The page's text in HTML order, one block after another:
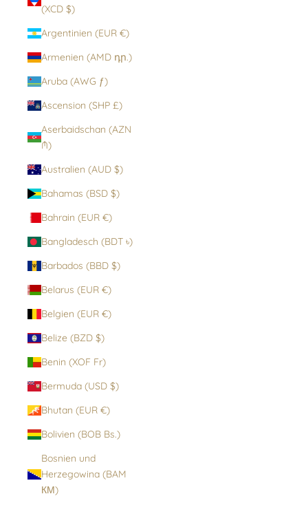
(XCD $)
Argentinien (EUR €)
Armenien (AMD դր.)
Aruba (AWG ƒ)
Ascension (SHP £)
Aserbaidschan (AZN
₼)
Australien (AUD $)
Bahamas (BSD $)
Bahrain (EUR €)
Bangladesch (BDT ৳)
Barbados (BBD $)
Belarus (EUR €)
Belgien (EUR €)
Belize (BZD $)
Benin (XOF Fr)
Bermuda (USD $)
Bhutan (EUR €)
Bolivien (BOB Bs.)
Bosnien und
Herzegowina (BAM
КМ)